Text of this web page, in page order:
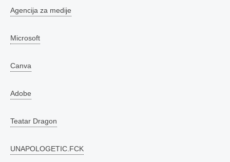
Agencija za medije
Microsoft
Canva
Adobe
Teatar Dragon
UNAPOLOGETIC.FCK